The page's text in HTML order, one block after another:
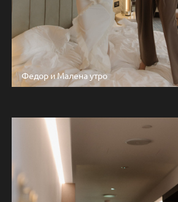
Федор и Малена утро